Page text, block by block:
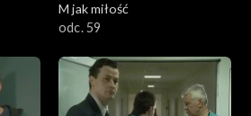
M jak miłość
odc. 59